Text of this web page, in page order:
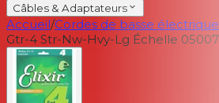
Câbles & Adaptateurs
Accueil/Cordes de basse électrique
Gtr-4 Str-Nw-Hvy-Lg Échelle